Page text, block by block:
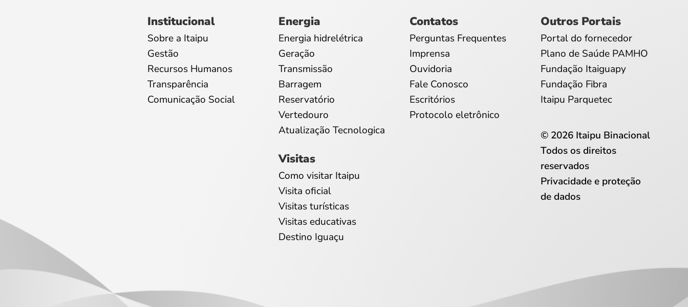
Institucional
Sobre a Itaipu
Gestão
Recursos Humanos
Transparência
Comunicação Social
Energia
Energia hidrelétrica
Geração
Transmissão
Barragem
Reservatório
Vertedouro
Atualização Tecnologica
Visitas
Como visitar Itaipu
Visita oficial
Visitas turísticas
Visitas educativas
Destino Iguaçu
Contatos
Perguntas Frequentes
Imprensa
Ouvidoria
Fale Conosco
Escritórios
Protocolo eletrônico
Outros Portais
Portal do fornecedor
Plano de Saúde PAMHO
Fundação Itaiguapy
Fundação Fibra
Itaipu Parquetec
© 2026 Itaipu Binacional
Todos os direitos
reservados
Privacidade e proteção
de dados